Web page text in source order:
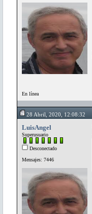
En línea
28 Abril, 2020, 12:08:32
LuisAngel
Superusuario
Desconectado
Mensajes: 7446